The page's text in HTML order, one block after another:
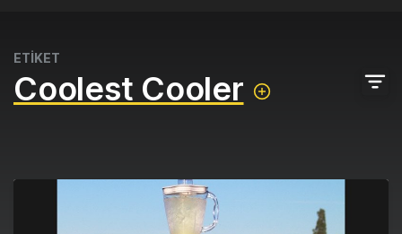
ETİKET
Coolest Cooler